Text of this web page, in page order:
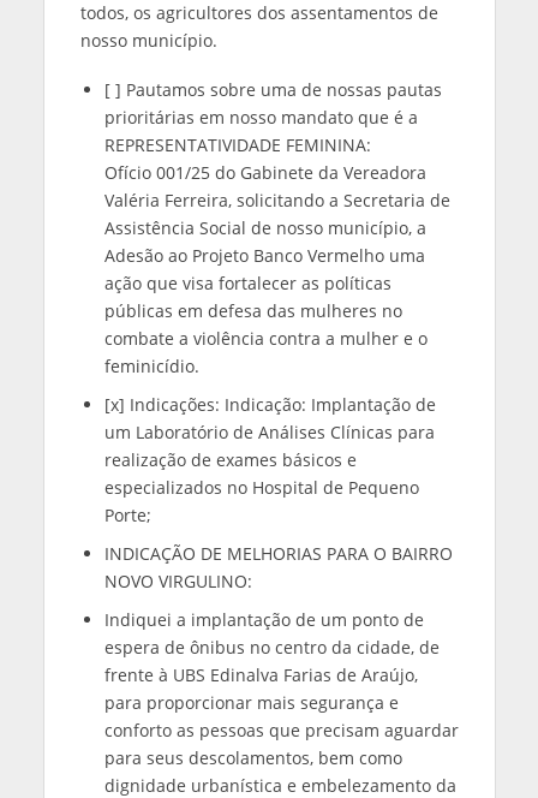
todos, os agricultores dos assentamentos de
nosso município.
[ ] Pautamos sobre uma de nossas pautas
prioritárias em nosso mandato que é a
REPRESENTATIVIDADE FEMININA:
Ofício 001/25 do Gabinete da Vereadora
Valéria Ferreira, solicitando a Secretaria de
Assistência Social de nosso município, a
Adesão ao Projeto Banco Vermelho uma
ação que visa fortalecer as políticas
públicas em defesa das mulheres no
combate a violência contra a mulher e o
feminicídio.
[x] Indicações: Indicação: Implantação de
um Laboratório de Análises Clínicas para
realização de exames básicos e
especializados no Hospital de Pequeno
Porte;
INDICAÇÃO DE MELHORIAS PARA O BAIRRO
NOVO VIRGULINO:
Indiquei a implantação de um ponto de
espera de ônibus no centro da cidade, de
frente à UBS Edinalva Farias de Araújo,
para proporcionar mais segurança e
conforto as pessoas que precisam aguardar
para seus descolamentos, bem como
dignidade urbanística e embelezamento da